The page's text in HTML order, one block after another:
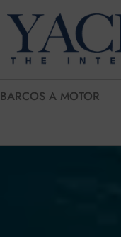
BARCOS A MOTOR